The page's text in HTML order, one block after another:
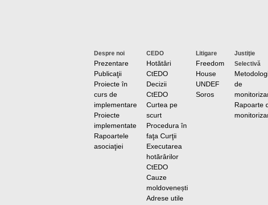
Despre noi
Prezentare
Publicaţii
Proiecte în
curs de
implementare
Proiecte
implementate
Rapoartele
asociaţiei
CEDO
Hotătâri
CtEDO
Decizii
CtEDO
Curtea pe
scurt
Procedura în
faţa Curţii
Executarea
hotărârilor
CtEDO
Cauze
moldovenești
Adrese utile
Litigare
Freedom
House
UNDEF
Soros
Justiţie
Selectivă
de
Rapoarte